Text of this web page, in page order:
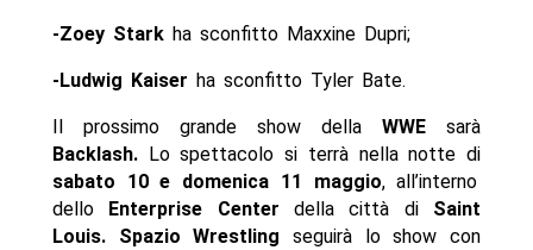
-Zoey Starkha sconfitto Maxxine Dupri;
-Ludwig Kaiser ha sconfitto Tyler Bate.
Il prossimo grande show dellaWWE sarà
Backlash.Lo spettacolo si terrà nella notte di
sabato 10 e domenica 11 maggio, all’interno
delloEnterprise Center della città di Saint
Louis.
Spazio Wrestling seguirà lo show con